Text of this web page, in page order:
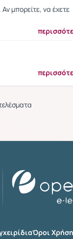
μπορείτε, να έχετε
Όροι